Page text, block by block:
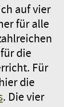
auf vier
für alle
die
Für
die
. Die vier